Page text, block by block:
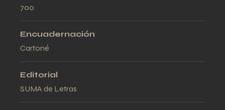
700
Encuadernación
Cartoné
Editorial
SUMA de Letras